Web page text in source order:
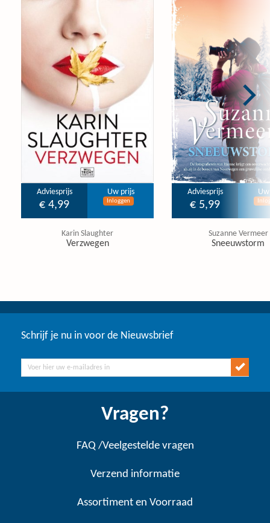
Adviesprijs
€ 4,99
Uw prijs
Inloggen
Karin Slaughter
Verzwegen
Adviesprijs
€ 5,99
Suzanne Vermeer
Sneeuwstorm
Schrijf je nu in voor de Nieuwsbrief
Vragen?
FAQ /Veelgestelde vragen
Verzend informatie
Assortiment en Voorraad